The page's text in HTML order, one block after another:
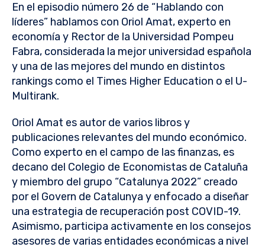
En el episodio número 26 de “Hablando con
líderes” hablamos con Oriol Amat, experto en
economía y Rector de la Universidad Pompeu
Fabra, considerada la mejor universidad española
y una de las mejores del mundo en distintos
rankings como el Times Higher Education o el U-
Multirank.
Oriol Amat es autor de varios libros y
publicaciones relevantes del mundo económico.
Como experto en el campo de las finanzas, es
decano del Colegio de Economistas de Cataluña
y miembro del grupo “Catalunya 2022” creado
por el Govern de Catalunya y enfocado a diseñar
una estrategia de recuperación post COVID-19.
Asimismo, participa activamente en los consejos
asesores de varias entidades económicas a nivel